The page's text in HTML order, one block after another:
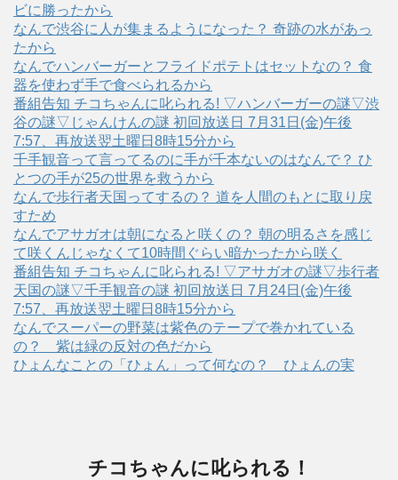
ビに勝ったから
なんで渋谷に人が集まるようになった？ 奇跡の水があっ
たから
なんでハンバーガーとフライドポテトはセットなの？ 食
器を使わず手で食べられるから
番組告知 チコちゃんに叱られる! ▽ハンバーガーの謎▽渋
谷の謎▽じゃんけんの謎 初回放送日 7月31日(金)午後
7:57、再放送翌土曜日8時15分から
千手観音って言ってるのに手が千本ないのはなんで？ ひ
とつの手が25の世界を救うから
なんで歩行者天国ってするの？ 道を人間のもとに取り戻
すため
なんでアサガオは朝になると咲くの？ 朝の明るさを感じ
て咲くんじゃなくて10時間ぐらい暗かったから咲く
番組告知 チコちゃんに叱られる! ▽アサガオの謎▽歩行者
天国の謎▽千手観音の謎 初回放送日 7月24日(金)午後
7:57、再放送翌土曜日8時15分から
なんでスーパーの野菜は紫色のテープで巻かれている
の？ 紫は緑の反対の色だから
ひょんなことの「ひょん」って何なの？ ひょんの実
チコちゃんに叱られる！